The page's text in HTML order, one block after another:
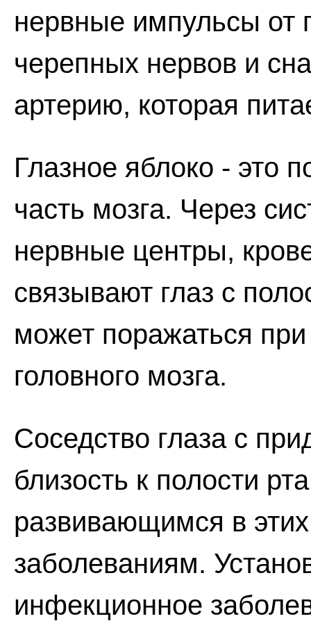
нервные импульсы от
черепных нервов и
артерию, которая
Глазное яблоко - это
часть мозга. Через
нервные центры,
связывают глаз с
может поражаться
головного мозга.
Соседство глаза с
близость к полости
развивающимся в
заболеваниям.
инфекционное